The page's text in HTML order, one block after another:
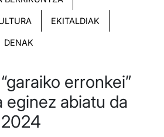
EKITALDIAK
DENAK
erronkei”
eginez abiatu da